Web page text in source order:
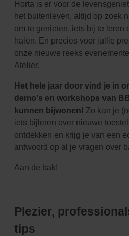
Horta is er voor de
het buitenleven, altijd op zoek
om te genieten, iets bij te leren
halen. En precies voor jullie
onze nieuwe reeks
Atelier.
Het hele jaar door vind je in
demo's en workshops van
kunnen bijwonen! Zo kan je
iets bijleren over nieuwe
ontdekken en krijg je van een
antwoord op al je vragen over
Aan de bak!
Plezier,
tips